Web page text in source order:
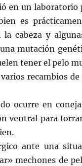
en un laboratorio
es
cabeza y
mutación
tener el pelo
recambios
ocurre en
ventral para
ante una
mechones de